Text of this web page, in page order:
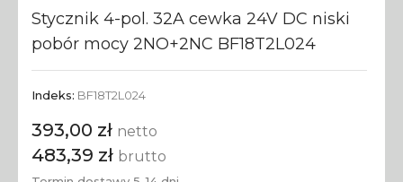
Stycznik 4-pol. 32A cewka 24V DC niski
pobór mocy 2NO+2NC BF18T2L024
Indeks: BF18T2L024
393,00 zł netto
483,39 zł brutto